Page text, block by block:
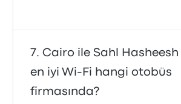
Cairo ile Sahl Hasheesh
en iyi Wi-Fi hangi otobüs
firmasında?